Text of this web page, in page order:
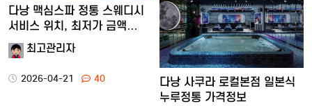
다낭 맥심스파 정통 스웨디시
서비스 위치, 최저가 금액…
최고관리자
2026-04-21 40
다낭 사쿠라 로컬본점 일본식
누루정통 가격정보